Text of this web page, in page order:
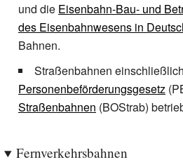
und die Eisenbahn-Bau- und
des Eisenbahnwesens in
Bahnen.
Straßenbahnen
Personenbeförderungsgesetz
Straßenbahnen (BOStrab)
Fernverkehrsbahnen